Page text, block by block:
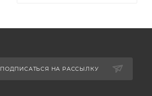
ПОДПИСАТЬСЯ НА РАССЫЛКУ